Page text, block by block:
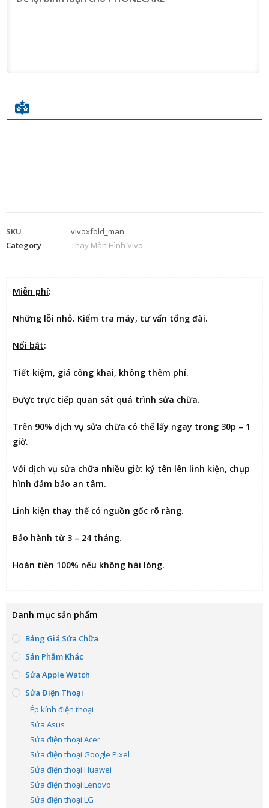
SKU
vivoxfold_man
Category
Thay Màn Hình Vivo
Miễn phí:
Những lỗi nhỏ. Kiểm tra máy, tư vấn tổng đài.
Nổi bật:
Tiết kiệm, giá công khai, không thêm phí.
Được trực tiếp quan sát quá trình sửa chữa.
Trên 90% dịch vụ sửa chữa có thể lấy ngay trong 30p – 1
giờ.
Với dịch vụ sửa chữa nhiều giờ: ký tên lên linh kiện, chụp
hình đảm bảo an tâm.
Linh kiện thay thế có nguồn gốc rõ ràng.
Bảo hành từ 3 – 24 tháng.
Hoàn tiền 100% nếu không hài lòng.
Danh mục sản phẩm
Bảng Giá Sửa Chữa
Sản Phẩm Khác
Sửa Apple Watch
Sửa Điện Thoại
Ép kính điện thoại
Sửa Asus
Sửa điện thoại Acer
Sửa điện thoại Google Pixel
Sửa điện thoại Huawei
Sửa điện thoại Lenovo
Sửa điện thoại LG